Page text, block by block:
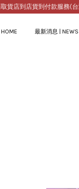
貨到付款服務(台灣)。
最新消息 | NEWS